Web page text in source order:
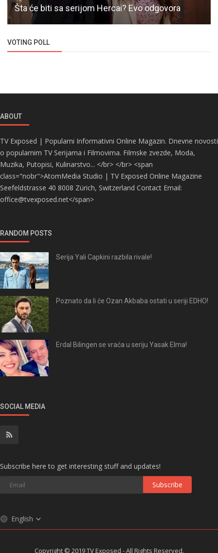
Šta će biti sa serijom Hercai? Evo odgovora
VOTING POLL
ABOUT
TV Exposed | Popularni Informativni Online Magazin. Dnevne novosti
o popularnim TV Serijama i Filmovima. Filmske zvezde, Moda,
Muzika, Putopisi, Kulinarstvo... </br> </br> <span
class="nobr">AtomMedia Studio | TV Exposed Online Magazine
Seefeldstrasse 40 8008 Zürich, Switzerland Contact Email:
office@tvexposed.net</span>
RANDOM POSTS
Serija Yali Capkini razbila rivale!
Poznato da li će Ozan Akbaba ostati u seriji EDHO!
Erdal Bilingen se vraća u seriju Yasak Elma!
SOCIAL MEDIA
Subscribe here to get interesting stuff and updates!
Subscribe
English
Copyright © 2019 TV Exposed - All Rights Reserved.